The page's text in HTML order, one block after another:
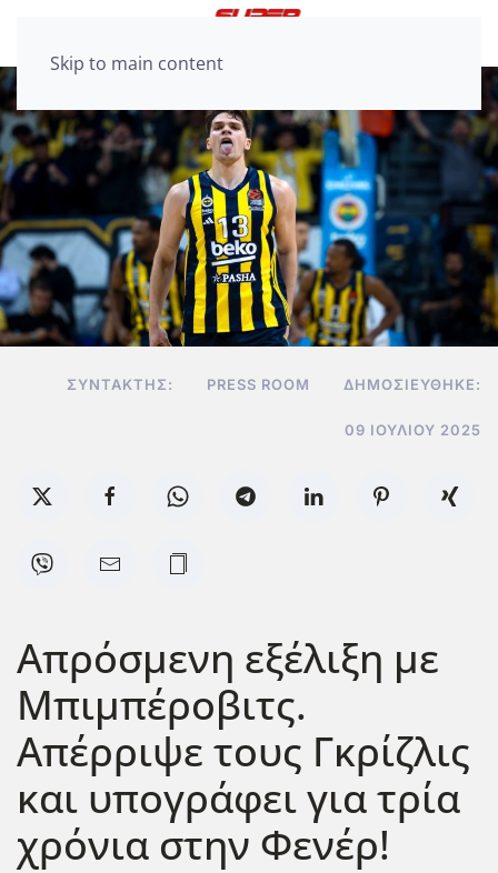
Skip to main content
ΣΥΝΤΆΚΤΗΣ: PRESS ROOM ΔΗΜΟΣΙΕΎΘΗΚΕ:
09 ΙΟΥΛΊΟΥ 2025
Απρόσμενη εξέλιξη με
Μπιμπέροβιτς.
Απέρριψε τους Γκρίζλις
και υπογράφει για τρία
χρόνια στην Φενέρ!